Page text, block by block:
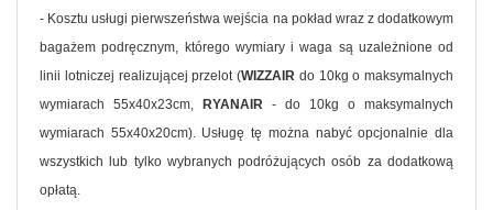
- Kosztu usługi pierwszeństwa wejścia na pokład wraz z dodatkowym
bagażem podręcznym, którego wymiary i waga są uzależnione od
linii lotniczej realizującej przelot (WIZZAIR do 10kg o maksymalnych
wymiarach 55x40x23cm,
RYANAIR - do 10kg o maksymalnych
wymiarach 55x40x20cm). Usługę tę można nabyć opcjonalnie dla
wszystkich lub tylko wybranych podróżujących osób za dodatkową
opłatą.